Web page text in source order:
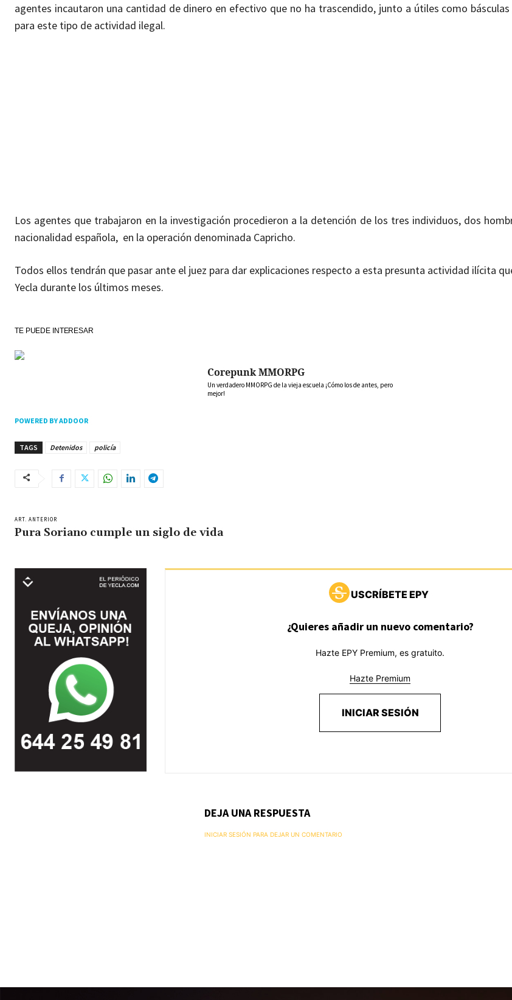
agentes incautaron una cantidad de dinero en efectivo que no ha trascendido, junto a útiles como
para este tipo de actividad ilegal.
Los agentes que trabajaron en la investigación procedieron a la detención de los tres individuos, dos
nacionalidad española, en la operación denominada Capricho.
Todos ellos tendrán que pasar ante el juez para dar explicaciones respecto a esta presunta actividad ilícita
Yecla durante los últimos meses.
TE PUEDE INTERESAR
Corepunk MMORPG
Un verdadero MMORPG de la vieja escuela ¡Cómo los de antes, pero
mejor!
POWERED BY ADDOOR
TAGS Detenidos policía
ART. ANTERIOR
Pura Soriano cumple un siglo de vida
USCRÍBETE EPY
¿Quieres añadir un nuevo comentario?
Hazte EPY Premium, es gratuito.
Hazte Premium
INICIAR SESIÓN
DEJA UNA RESPUESTA
INICIAR SESIÓN PARA DEJAR UN COMENTARIO